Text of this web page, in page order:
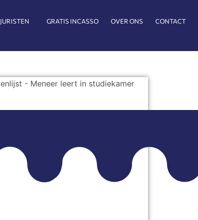
JURISTEN GRATIS INCASSO OVER ONS CONTACT